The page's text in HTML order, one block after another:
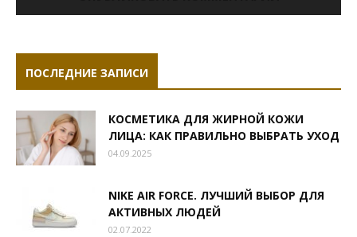
ПОСЛЕДНИЕ ЗАПИСИ
КОСМЕТИКА ДЛЯ ЖИРНОЙ КОЖИ
ЛИЦА: КАК ПРАВИЛЬНО ВЫБРАТЬ УХОД
04.09.2025
NIKE AIR FORCE. ЛУЧШИЙ ВЫБОР ДЛЯ
АКТИВНЫХ ЛЮДЕЙ
02.07.2022